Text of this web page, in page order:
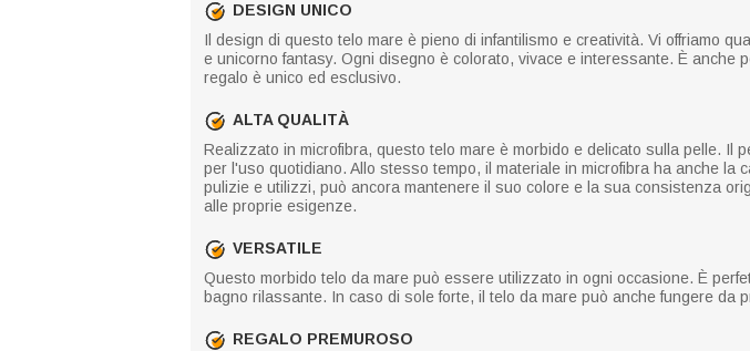
DESIGN UNICO
Il design di questo telo mare è pieno di infantilismo e creatività. Vi offriamo
e unicorno fantasy. Ogni disegno è colorato, vivace e interessante. È
regalo è unico ed esclusivo.
ALTA QUALITÀ
Realizzato in microfibra, questo telo mare è morbido e delicato sulla pelle.
per l'uso quotidiano. Allo stesso tempo, il materiale in microfibra ha anche
pulizie e utilizzi, può ancora mantenere il suo colore e la sua consistenza
alle proprie esigenze.
VERSATILE
Questo morbido telo da mare può essere utilizzato in ogni occasione. È
bagno rilassante. In caso di sole forte, il telo da mare può anche fungere da
REGALO PREMUROSO